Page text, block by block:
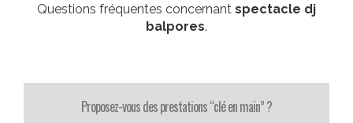
Questions fréquentes concernant spectacle dj
balpores.
Proposez-vous des prestations “clé en main” ?